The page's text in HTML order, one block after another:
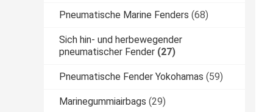
Pneumatische Marine Fenders (68)
Sich hin- und herbewegender
pneumatischer Fender (27)
Pneumatische Fender Yokohamas (59)
Marinegummiairbags (29)